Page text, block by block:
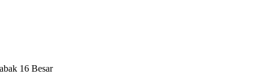
16 Besar